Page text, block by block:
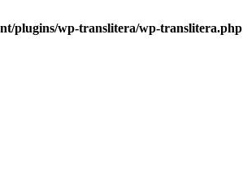
plugins/wp-translitera/wp-translitera.php